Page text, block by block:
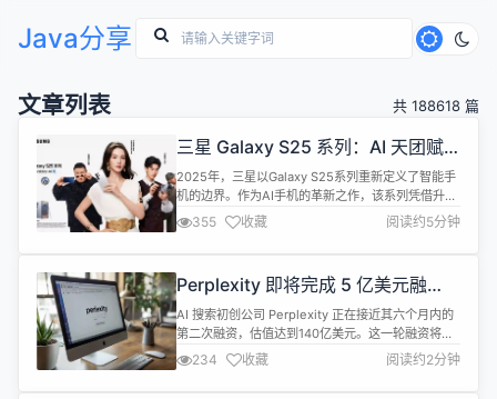
Java分享
文章列表 共 188618 篇
三星 Galaxy S25 系列：AI 天团赋
能，重塑旗舰新标杆
2025年，三星以Galaxy S25系列重新定义了智能手
机的边界。作为AI手机的革新之作，该系列凭借升级
的Galaxy AI与强悍硬件性能，重新定义了智能手机
的角色——让手机从“工具”蜕变为“智能伙伴”。与此
同时，三星特别成立“三星AI天团”，邀请演员金晨担
掌事管，哈瑞担任翻译官，进一步强化AI技术的人
性...
355 收藏 阅读约5分钟
Perplexity 即将完成 5 亿美元融
资，估值达 140 亿美元
AI 搜索初创公司 Perplexity 正在接近其六个月内的
第二次融资，估值达到140亿美元。这一轮融资将由
风险投资公司 Accel 领投，预计金额将达到5亿美
元。 此次融资将为 Perplexity 的扩展提供重要的资
金支持。公司计划利用这笔资金进一步提升其技术平
234 收藏 阅读约2分钟